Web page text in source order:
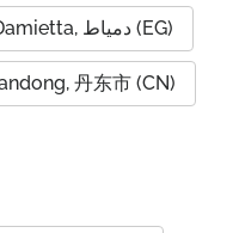
Damietta, دمياط (EG)
丹东市 (CN)